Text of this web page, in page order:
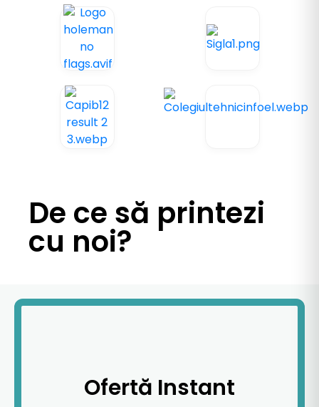
De ce să printezi
cu noi?
Ofertă Instant